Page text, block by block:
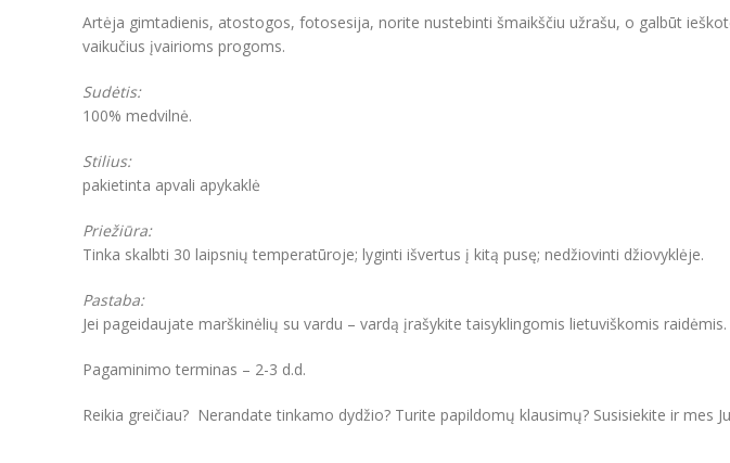
Artėja gimtadienis, atostogos, fotosesija, norite nustebinti šmaikščiu užrašu, o galbūt
vaikučius įvairioms progoms.
Sudėtis:
100% medvilnė.
Stilius:
pakietinta apvali apykaklė
Priežiūra:
Tinka skalbti 30 laipsnių temperatūroje; lyginti išvertus į kitą pusę; nedžiovinti džiovyklėje.
Pastaba:
Jei pageidaujate marškinėlių su vardu – vardą įrašykite taisyklingomis lietuviškomis raidėmis.
Pagaminimo terminas – 2-3 d.d.
Reikia greičiau? Nerandate tinkamo dydžio? Turite papildomų klausimų? Susisiekite ir mes